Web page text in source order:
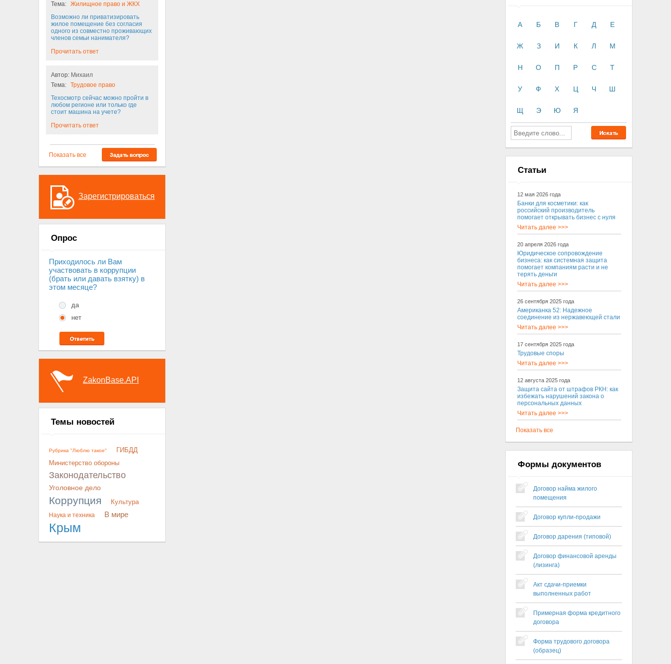
Тема: Жилищное право и ЖКХ
Возможно ли приватизировать
жилое помещение без согласия
одного из совместно проживающих
членов семьи нанимателя?
Прочитать ответ
Автор: Михаил
Тема: Трудовое право
Техосмотр сейчас можно пройти в
любом регионе или только где
стоит машина на учете?
Прочитать ответ
Показать все
Зарегистрироваться
Опрос
Приходилось ли Вам
участвовать в коррупции
(брать или давать взятку) в
этом месяце?
да
нет
ZakonBase.API
Темы новостей
Рубрика "Люблю такое"
ГИБДД
Министерство обороны
Законодательство
Уголовное дело
Коррупция Культура
Наука и техника В мире
Крым
А Б В Г Д Е
Ж З И К Л М
Н О П Р С Т
У Ф Х Ц Ч Ш
Щ Э Ю Я
Статьи
12 мая 2026 года
Банки для косметики: как
российский производитель
помогает открывать бизнес с нуля
Читать далее >>>
20 апреля 2026 года
Юридическое сопровождение
бизнеса: как системная защита
помогает компаниям расти и не
терять деньги
Читать далее >>>
26 сентября 2025 года
Американка 52: Надежное
соединение из нержавеющей стали
Читать далее >>>
17 сентября 2025 года
Трудовые споры
Читать далее >>>
12 августа 2025 года
Защита сайта от штрафов РКН: как
избежать нарушений закона о
персональных данных
Читать далее >>>
Показать все
Формы документов
Договор найма жилого
помещения
Договор купли-продажи
Договор дарения (типовой)
Договор финансовой аренды
(лизинга)
Акт сдачи-приемки
выполненных работ
Примерная форма кредитного
договора
Форма трудового договора
(образец)